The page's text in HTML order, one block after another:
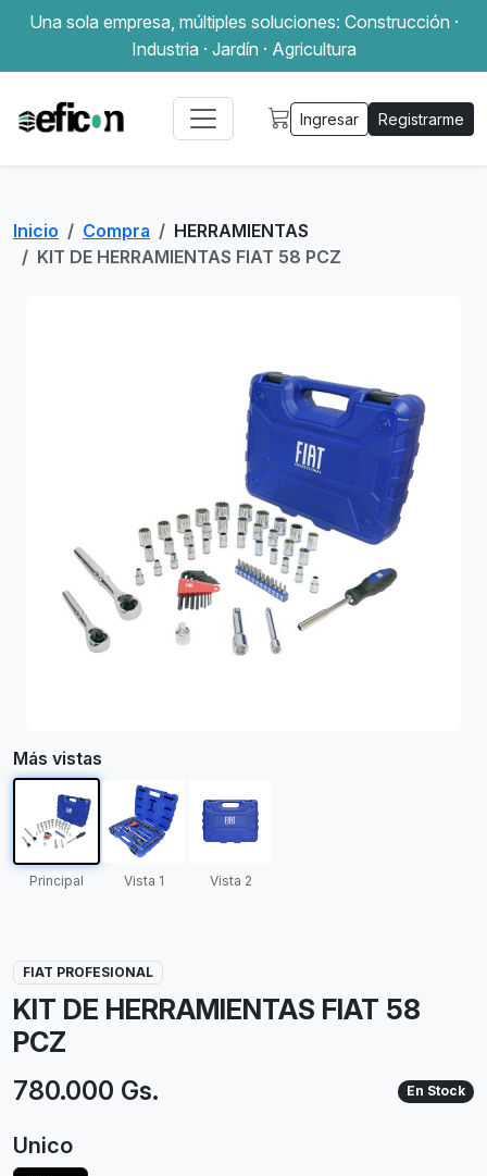
Una sola empresa, múltiples soluciones: Construcción ·
Industria · Jardín · Agricultura
Ingresar Registrarme
Inicio Compra
HERRAMIENTAS
KIT DE HERRAMIENTAS FIAT 58 PCZ
Más vistas
Principal Vista 1 Vista 2
FIAT PROFESIONAL
KIT DE HERRAMIENTAS FIAT 58
PCZ
780.000 Gs. En Stock
Unico